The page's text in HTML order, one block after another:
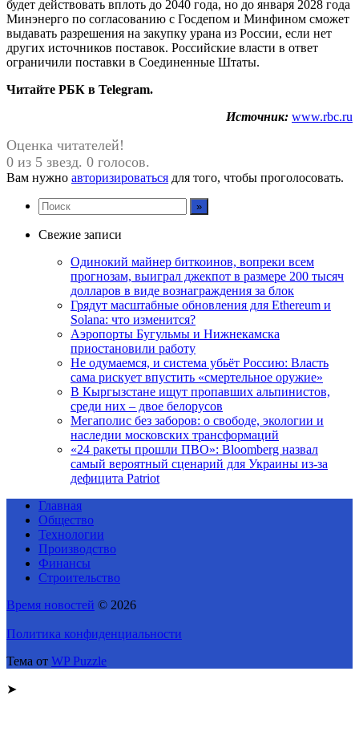
будет действовать вплоть до 2040 года, но до января 2028 года
Минэнерго по согласованию с Госдепом и Минфином сможет
выдавать разрешения на закупку урана из России, если нет
других источников поставок. Российские власти в ответ
ограничили поставки в Соединенные Штаты.
Читайте РБК в Telegram.
Источник: www.rbc.ru
Оценка читателей!
0 из 5 звезд. 0 голосов.
Вам нужно авторизироваться для того, чтобы проголосовать.
Свежие записи
Одинокий майнер биткоинов, вопреки всем
прогнозам, выиграл джекпот в размере 200 тысяч
долларов в виде вознаграждения за блок
Грядут масштабные обновления для Ethereum и
Solana: что изменится?
Аэропорты Бугульмы и Нижнекамска
приостановили работу
Не одумаемся, и система убьёт Россию: Власть
сама рискует впустить «смертельное оружие»
В Кыргызстане ищут пропавших альпинистов,
среди них – двое белорусов
Мегаполис без заборов: о свободе, экологии и
наследии московских трансформаций
«24 ракеты прошли ПВО»: Bloomberg назвал
самый вероятный сценарий для Украины из-за
дефицита Patriot
Главная
Общество
Технологии
Производство
Финансы
Строительство
Время новостей © 2026
Политика конфиденциальности
Тема от WP Puzzle
➤